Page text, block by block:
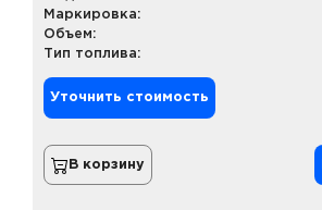
Маркировка:
Объем:
Тип топлива:
Уточнить стоимость
В корзину